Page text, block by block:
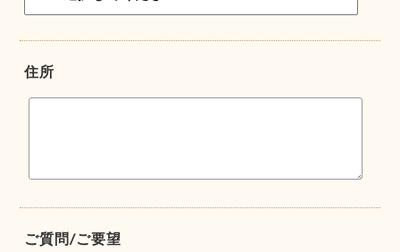
住所
ご質問/ご要望